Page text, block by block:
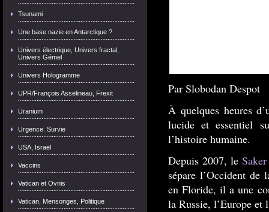
Tsunami
Une base nazie en Antarctique ?
Univers électrique, Univers fractal,
Univers Gémel
Univers Hologramme
UPR/François Asselineau, Frexit
Uranium
Urgence. Survie
USA, Israël
Vaccins
Vatican et Ovnis
Vatican, Mensonges, Politique
Par Slobodan Despot
À quelques heures
lucide et essentiel
l’histoire humaine.
Depuis 2007, le Saker
sépare l’Occident de
en Floride, il a une
la Russie, l’Europe et